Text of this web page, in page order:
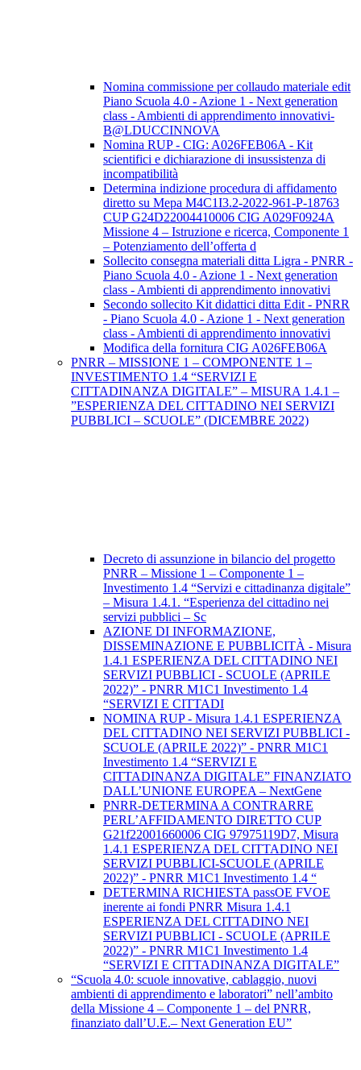
Nomina commissione per collaudo materiale edit
Piano Scuola 4.0 - Azione 1 - Next generation
class - Ambienti di apprendimento innovativi-
B@LDUCCINNOVA
Nomina RUP - CIG: A026FEB06A - Kit
scientifici e dichiarazione di insussistenza di
incompatibilità
Determina indizione procedura di affidamento
diretto su Mepa M4C1I3.2-2022-961-P-18763
CUP G24D22004410006 CIG A029F0924A
Missione 4 – Istruzione e ricerca, Componente 1
– Potenziamento dell’offerta d
Sollecito consegna materiali ditta Ligra - PNRR -
Piano Scuola 4.0 - Azione 1 - Next generation
class - Ambienti di apprendimento innovativi
Secondo sollecito Kit didattici ditta Edit - PNRR
- Piano Scuola 4.0 - Azione 1 - Next generation
class - Ambienti di apprendimento innovativi
Modifica della fornitura CIG A026FEB06A
PNRR – MISSIONE 1 – COMPONENTE 1 –
INVESTIMENTO 1.4 “SERVIZI E
CITTADINANZA DIGITALE” – MISURA 1.4.1 –
”ESPERIENZA DEL CITTADINO NEI SERVIZI
PUBBLICI – SCUOLE” (DICEMBRE 2022)
Decreto di assunzione in bilancio del progetto
PNRR – Missione 1 – Componente 1 –
Investimento 1.4 “Servizi e cittadinanza digitale”
– Misura 1.4.1. “Esperienza del cittadino nei
servizi pubblici – Sc
AZIONE DI INFORMAZIONE,
DISSEMINAZIONE E PUBBLICITÀ - Misura
1.4.1 ESPERIENZA DEL CITTADINO NEI
SERVIZI PUBBLICI - SCUOLE (APRILE
2022)” - PNRR M1C1 Investimento 1.4
“SERVIZI E CITTADI
NOMINA RUP - Misura 1.4.1 ESPERIENZA
DEL CITTADINO NEI SERVIZI PUBBLICI -
SCUOLE (APRILE 2022)” - PNRR M1C1
Investimento 1.4 “SERVIZI E
CITTADINANZA DIGITALE” FINANZIATO
DALL’UNIONE EUROPEA – NextGene
PNRR-DETERMINA A CONTRARRE
PERL’AFFIDAMENTO DIRETTO CUP
G21f22001660006 CIG 97975119D7, Misura
1.4.1 ESPERIENZA DEL CITTADINO NEI
SERVIZI PUBBLICI-SCUOLE (APRILE
2022)” - PNRR M1C1 Investimento 1.4 “
DETERMINA RICHIESTA passOE FVOE
inerente ai fondi PNRR Misura 1.4.1
ESPERIENZA DEL CITTADINO NEI
SERVIZI PUBBLICI - SCUOLE (APRILE
2022)” - PNRR M1C1 Investimento 1.4
“SERVIZI E CITTADINANZA DIGITALE”
“Scuola 4.0: scuole innovative, cablaggio, nuovi
ambienti di apprendimento e laboratori” nell’ambito
della Missione 4 – Componente 1 – del PNRR,
finanziato dall’U.E.– Next Generation EU”